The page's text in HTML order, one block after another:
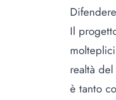
Il
realtà
è tanto